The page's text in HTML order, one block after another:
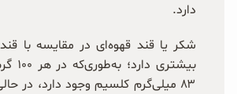
دارد.
شکر یا قند قهوه‌ای در مقایسه با
۸۳ میلی‌گرم کلسیم وجود دارد، در